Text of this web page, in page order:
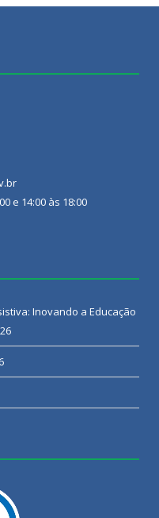
e 14:00 às 18:00
Inovando a Educação